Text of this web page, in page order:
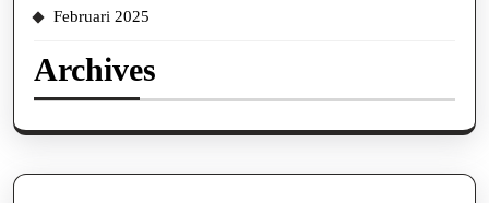
Februari 2025
Archives